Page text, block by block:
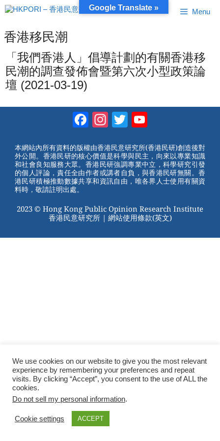
跳
至
容
Menu
香港移民潮
「我們香港人」倡導計劃的有關香港移
民潮的調查發佈會暨第六次小型政策論
壇 (2021-03-19)
Facebook
Instagram
Twitter
本網站內所有資料的版權由香港民意研究所(香港民研)創造後對
外公開。香港民研的核心價值是科學與民主，向來以專業知識
和社會良知服務大眾。香港民研強調專業中立，科學研究引發
的個人評論，責任全由作者或講者自負，與香港民研無關。香
港民研積極推動數據共享和資訊自由，唯各界人士使用有關資
料時，敬請註明出處。
2023 © Hong Kong Public Opinion Research Institute
香港民意研究所 | 網站使用條款(英文)
We use cookies on our website to give you the most relevant
experience by remembering your preferences and repeat
visits. By clicking “Accept”, you consent to the use of ALL the
cookies.
Do not sell my personal information.
Cookie settings ACCEPT
Google Translate »